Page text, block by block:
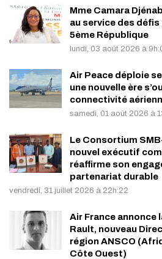
Mme Camara
au service des
5ème République
lundi, 03 août 2026 à
Air Peace déploie
une nouvelle ère
connectivité
samedi, 01 août 2026 à
Le Consortium
nouvel exécutif
réaffirme son
partenariat durable
vendredi, 31 juillet 2026 à 22h:22
Air France annonce
Rault, nouveau
région ANSCO
Côte Ouest)